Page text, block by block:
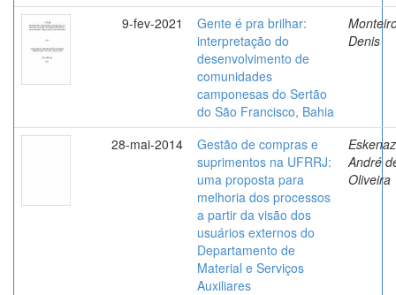
9-fev-2021
Gente é pra brilhar:
interpretação do
desenvolvimento de
comunidades
camponesas do Sertão
do São Francisco, Bahia
Denis
28-mai-2014
Gestão de compras e
suprimentos na UFRRJ:
uma proposta para
melhoria dos processos
a partir da visão dos
usuários externos do
Departamento de
Material e Serviços
Auxiliares
André
Oliveira